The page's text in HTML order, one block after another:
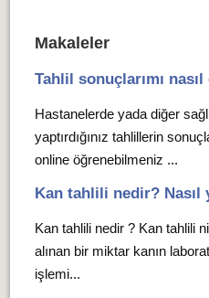
Makaleler
Tahlil sonuçlarımı
Hastanelerde yada diğer
yaptırdığınız tahlillerin
online öğrenebilmeniz ...
Kan tahlili nedir? Nasıl
Kan tahlili nedir ? Kan tahlili
alınan bir miktar kanın
işlemi...